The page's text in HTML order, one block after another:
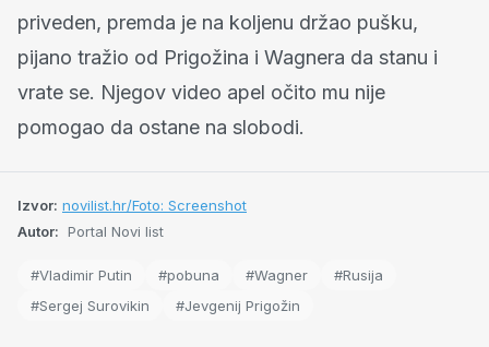
priveden, premda je na koljenu držao pušku,
pijano tražio od Prigožina i Wagnera da stanu i
vrate se. Njegov video apel očito mu nije
pomogao da ostane na slobodi.
Izvor: novilist.hr/Foto: Screenshot
Autor: Portal Novi list
#Vladimir Putin #pobuna #Wagner
#Rusija
#Sergej Surovikin
#Jevgenij Prigožin